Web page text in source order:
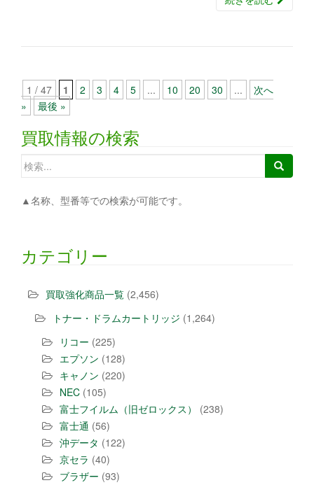
1 / 47 1 2 3 4 5 ... 10 20 30 ...
次へ
»
最後 »
買取情報の検索
検索:
▲名称、型番等での検索が可能です。
カテゴリー
買取強化商品一覧 (2,456)
トナー・ドラムカートリッジ (1,264)
リコー (225)
エプソン (128)
キャノン (220)
NEC (105)
富士フイルム（旧ゼロックス）
(238)
富士通 (56)
沖データ (122)
京セラ (40)
ブラザー (93)